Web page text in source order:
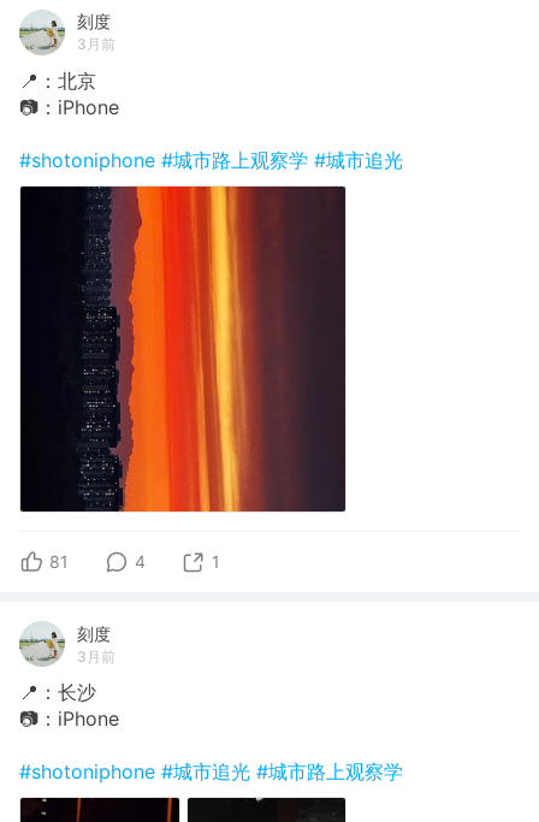
刻度
3月前
📍：北京
📷：iPhone
#shotoniphone #城市路上观察学 #城市追光
81 4 1
刻度
3月前
📍：长沙
📷：iPhone
#shotoniphone #城市追光 #城市路上观察学